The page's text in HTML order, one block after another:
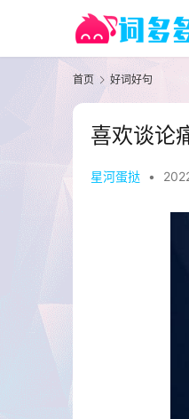
首页 好词好句
喜欢谈论
星河蛋挞 •